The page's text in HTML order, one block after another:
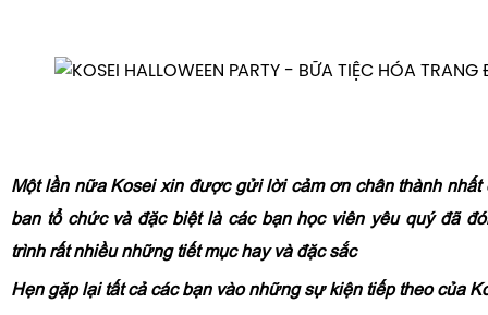
Một lần nữa Kosei xin được gửi lời cảm ơn chân thành nhất
ban tổ chức và đặc biệt là các bạn học viên yêu quý đã
trình rất nhiều những tiết mục hay và đặc sắc
Hẹn gặp lại tất cả các bạn vào những sự kiện tiếp theo của